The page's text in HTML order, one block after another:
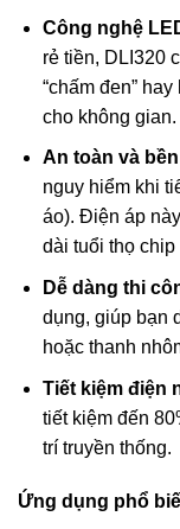
Công nghệ
rẻ tiền, DLI320
“chấm đen”
cho không gian.
An toàn và
nguy hiểm khi
áo). Điện áp
dài tuổi thọ chip
Dễ dàng thi
dụng, giúp bạn
hoặc thanh
Tiết kiệm điện
tiết kiệm đến
trí truyền thống.
Ứng dụng phổ